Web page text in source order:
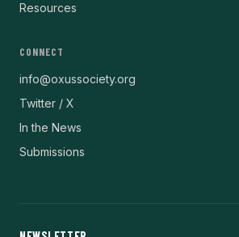
Resources
CONNECT
info@oxussociety.org
Twitter / X
In the News
Submissions